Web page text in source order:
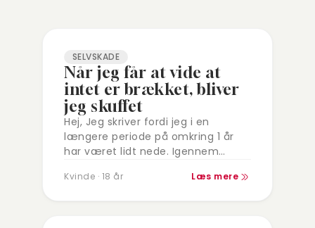
SELVSKADE
Når jeg får at vide at
intet er brækket, bliver
jeg skuffet
Hej, Jeg skriver fordi jeg i en
længere periode på omkring 1 år
har været lidt nede. Igennem
følt mig glad. Selvfølgelig…
Kvinde · 18 år Læs mere